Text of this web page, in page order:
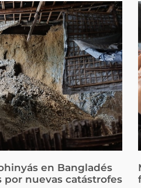
en Bangladés
por nuevas catástrofes